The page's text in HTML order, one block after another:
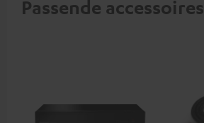
Passende accessoires